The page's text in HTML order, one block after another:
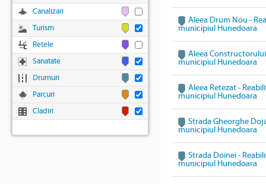
Aleea Drum Nou -
municipiul Hunedoara
Aleea
municipiul Hunedoara
Aleea Retezat -
municipiul Hunedoara
Strada Gheorghe
municipiul Hunedoara
Strada Doinei -
municipiul Hunedoara
Canalizari
Turism
Retele
Sanatate
Drumuri
Parcuri
Cladiri